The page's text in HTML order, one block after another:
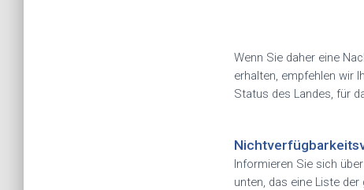
Wenn Sie daher eine
erhalten, empfehlen wir
Status des Landes, für
Informieren Sie sich
unten, das eine Liste